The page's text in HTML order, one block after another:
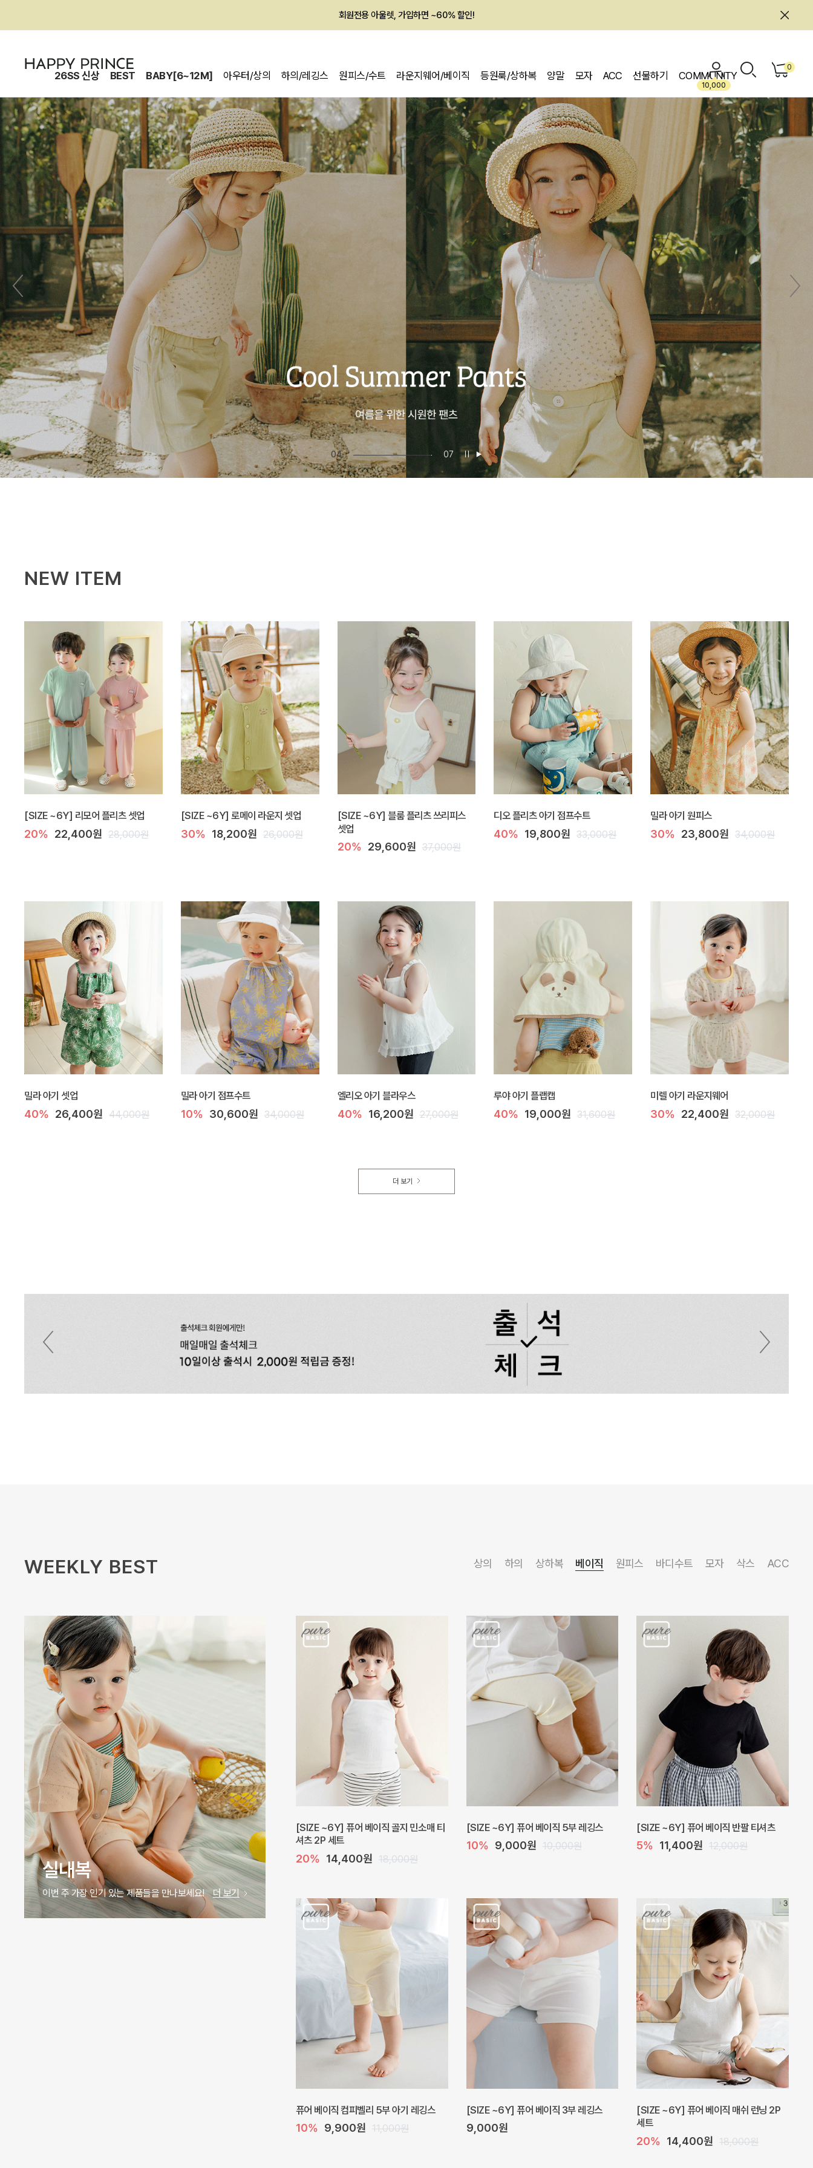
회원전용 아울렛, 가입하면 ~60% 할인!
26SS 신상 BEST BABY[6~12M] 아우터/상의 하의/레깅스 원피스/수트 라운지웨어/베이직 등원룩/상하복 양말 모자 ACC 선물하기 COMMUNITY
10,000
0
05 07
NEW ITEM
[SIZE ~6Y] 리모어 플리츠 셋업
20% 22,400원 28,000원
[SIZE ~6Y] 로메이 라운지 셋업
30% 18,200원 26,000원
[SIZE ~6Y] 블룸 플리츠 쓰리피스
셋업
20% 29,600원 37,000원
디오 플리츠 아기 점프수트
40% 19,800원 33,000원
밀라 아기 원피스
30% 23,800원 34,000원
밀라 아기 셋업
40% 26,400원 44,000원
밀라 아기 점프수트
10% 30,600원 34,000원
엘리오 아기 블라우스
40% 16,200원 27,000원
루야 아기 플랩캡
40% 19,000원 31,600원
미렐 아기 라운지웨어
30% 22,400원 32,000원
더 보기
WEEKLY BEST 상의 하의 상하복 베이직 원피스 바디수트 모자 삭스 ACC
실내복
이번 주 가장 인기 있는 제품들을 만나보세요! 더 보기
[SIZE ~6Y] 퓨어 베이직 골지 민소매 티
셔츠 2P 세트
20% 14,400원 18,000원
[SIZE ~6Y] 퓨어 베이직 5부 레깅스
10% 9,000원 10,000원
[SIZE ~6Y] 퓨어 베이직 반팔 티셔츠
5% 11,400원 12,000원
퓨어 베이직 컴피벨리 5부 아기 레깅스
10% 9,900원 11,000원
[SIZE ~6Y] 퓨어 베이직 3부 레깅스
9,000원
[SIZE ~6Y] 퓨어 베이직 매쉬 런닝 2P
세트
20% 14,400원 18,000원